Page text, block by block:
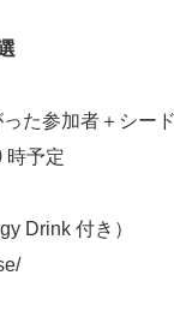
た参加者＋シー
時予定
Drink 付き）